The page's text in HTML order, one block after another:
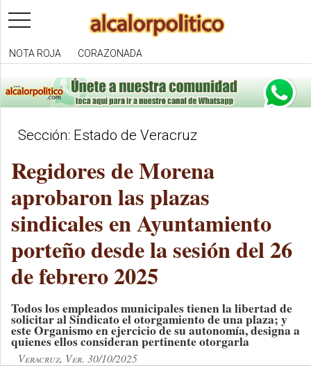
toggle
navigation
NOTA ROJA CORAZONADA
Sección: Estado de Veracruz
Regidores de Morena
aprobaron las plazas
sindicales en Ayuntamiento
porteño desde la sesión del 26
de febrero 2025
Todos los empleados municipales tienen la libertad de
solicitar al Sindicato el otorgamiento de una plaza; y
este Organismo en ejercicio de su autonomía, designa a
quienes ellos consideran pertinente otorgarla
Veracruz, Ver. 30/10/2025